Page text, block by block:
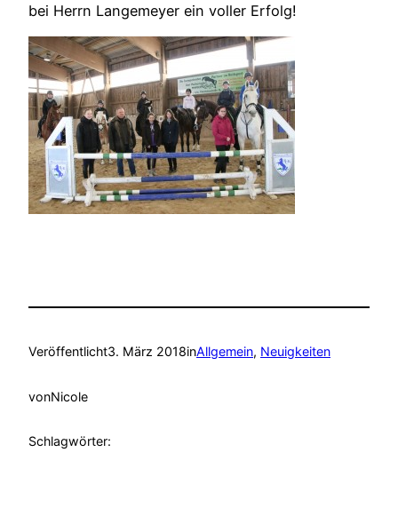
bei Herrn Langemeyer ein voller Erfolg!
Veröffentlicht3. März 2018inAllgemein, Neuigkeiten
vonNicole
Schlagwörter: